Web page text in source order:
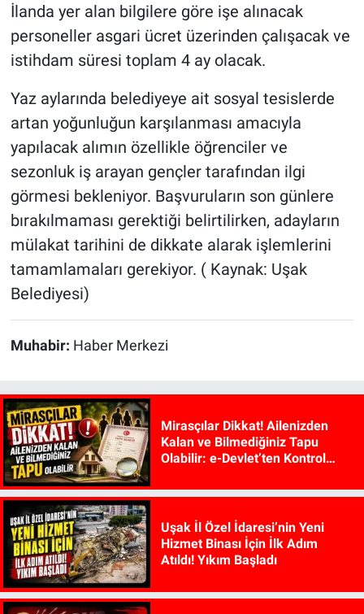
İlanda yer alan bilgilere göre işe alınacak
personeller asgari ücret üzerinden çalışacak ve
istihdam süresi toplam 4 ay olacak.
Yaz aylarında belediyeye ait sosyal tesislerde
artan yoğunluğun karşılanması amacıyla
yapılacak alımın özellikle öğrenciler ve
sezonluk iş arayan gençler tarafından ilgi
görmesi bekleniyor. Başvuruların son günlere
bırakılmaması gerektiği belirtilirken, adayların
mülakat tarihini de dikkate alarak işlemlerini
tamamlamaları gerekiyor. ( Kaynak: Uşak
Belediyesi)
Muhabir: Haber Merkezi
Mirasçılar Dikkat! Ailenizden
Kalan ve Bilmediğiniz Tapu
Olabilir: e-Devlet’ten Kontrol
Uşak İl Özel İdaresi’nin Yeni
Hizmet Binası İçin İlk Adım
Atıldı! Yıkım Başladı